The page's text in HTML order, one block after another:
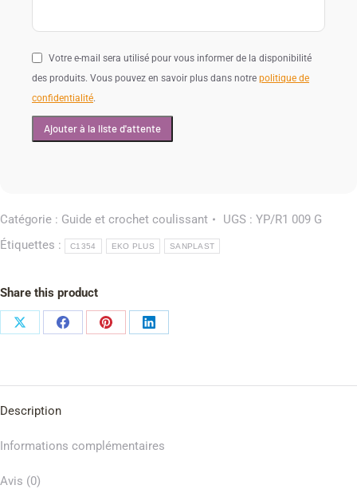
Votre e-mail sera utilisé pour vous informer de la disponibilité
des produits. Vous pouvez en savoir plus dans notre politique de
confidentialité.
Catégorie : Guide et crochet coulissant UGS : YP/R1 009 G
Étiquettes :
C1354 EKO PLUS SANPLAST
Share this product
Description
Informations complémentaires
Avis (0)